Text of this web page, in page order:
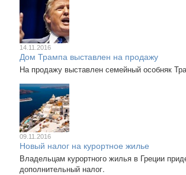
14.11.2016
Дом Трампа выставлен на продажу
На продажу выставлен семейный особняк
09.11.2016
Новый налог на курортное жилье
Владельцам курортного жилья в Греции
дополнительный налог.